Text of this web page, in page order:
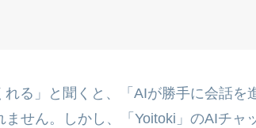
れる」と聞くと、「AIが勝手に会話を
せん。しかし、「Yoitoki」のAIチャ